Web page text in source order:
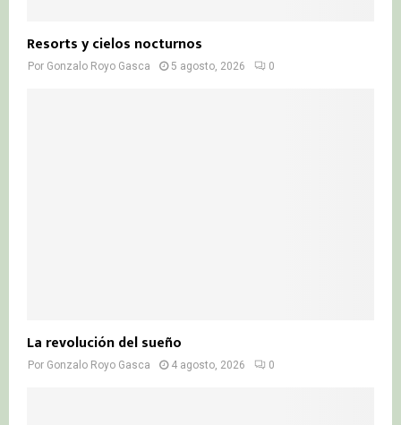
Resorts y cielos nocturnos
Por Gonzalo Royo Gasca 5 agosto, 2026 0
La revolución del sueño
Por Gonzalo Royo Gasca 4 agosto, 2026 0